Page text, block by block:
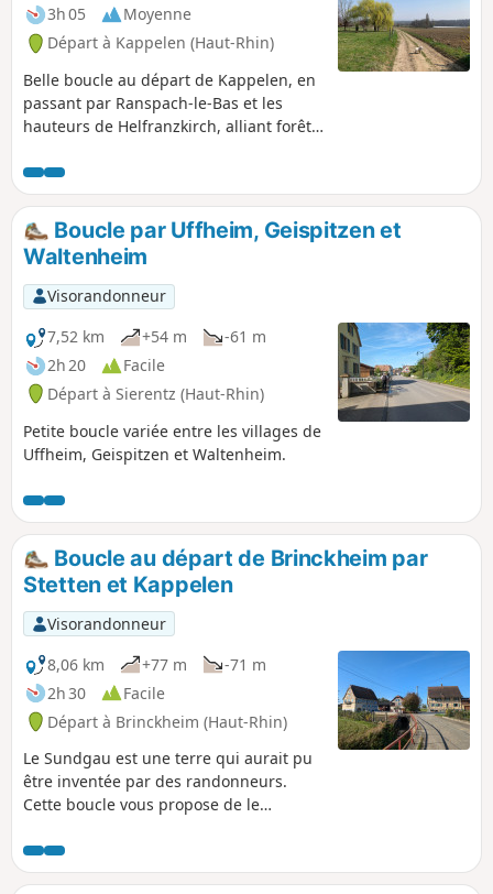
3h 05
Moyenne
Départ à Kappelen (Haut-Rhin)
Belle boucle au départ de Kappelen, en
passant par Ranspach-le-Bas et les
hauteurs de Helfranzkirch, alliant forêts,
Boucle par Uffheim, Geispitzen et
Waltenheim
Visorandonneur
7,52 km
+54 m
-61 m
2h 20
Facile
Départ à Sierentz (Haut-Rhin)
Petite boucle variée entre les villages de
Uffheim, Geispitzen et Waltenheim.
Boucle au départ de Brinckheim par
Stetten et Kappelen
Visorandonneur
8,06 km
+77 m
-71 m
2h 30
Facile
Départ à Brinckheim (Haut-Rhin)
Le Sundgau est une terre qui aurait pu
être inventée par des randonneurs.
Cette boucle vous propose de le
authentiques et une campagne calme
aux alentours, que demander de plus ?